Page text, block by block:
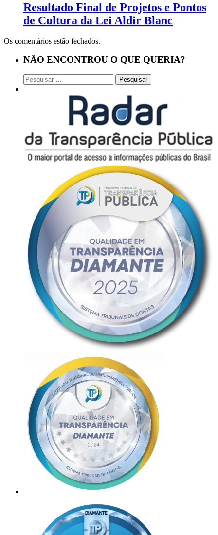
Resultado Final de Projetos e Pontos
de Cultura da Lei Aldir Blanc
Os comentários estão fechados.
NÃO ENCONTROU O QUE QUERIA?
Pesquisar
por: